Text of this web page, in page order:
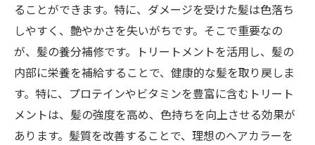
ることができます。特に、ダメージを受けた髪は色落ち
しやすく、艶やかさを失いがちです。そこで重要なの
が、髪の養分補修です。トリートメントを活用し、髪の
内部に栄養を補給することで、健康的な髪を取り戻しま
す。特に、プロテインやビタミンを豊富に含むトリート
メントは、髪の強度を高め、色持ちを向上させる効果が
あります。髪質を改善することで、理想のヘアカラーを